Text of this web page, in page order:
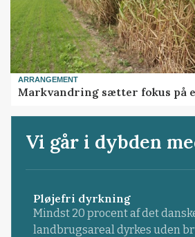
ARRANGEMENT
Markvandring sætter fokus på
Vi går i dybden
Pløjefri dyrkning
Mindst 20 procent af det
landbrugsareal dyrkes uden